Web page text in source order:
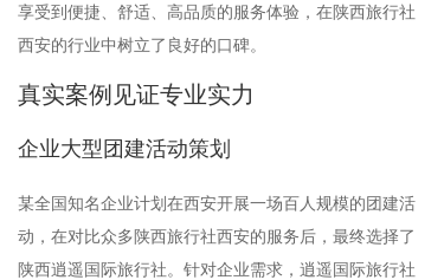
享受到便捷、舒适、高品质的服务体验，在陕西旅行社
西安的行业中树立了良好的口碑。
真实案例见证专业实力
企业大型团建活动策划
某全国知名企业计划在西安开展一场百人规模的团建活
动，在对比众多陕西旅行社西安的服务后，最终选择了
陕西逍遥国际旅行社。针对企业需求，逍遥国际旅行社